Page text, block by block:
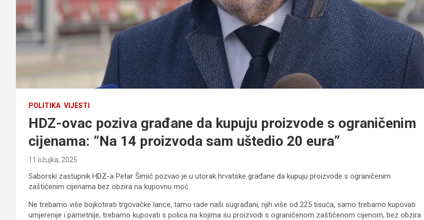
POLITIKA VIJESTI
HDZ-ovac poziva građane da kupuju proizvode s ograničenim
cijenama: “Na 14 proizvoda sam uštedio 20 eura”
11 ožujka, 2025
Saborski zastupnik HDZ-a Petar Šimić pozvao je u utorak hrvatske građane da kupuju proizvode s ograničenim
zaštićenim cijenama bez obzira na kupovnu moć.
Ne trebamo više bojkotirati trgovačke lance, tamo rade naši sugrađani, njih više od 225 tisuća, samo trebamo kupovati
umjerenije i pametnije, trebamo kupovati s polica na kojima su proizvodi s ograničenom zaštićenom cijenom, bez obzira